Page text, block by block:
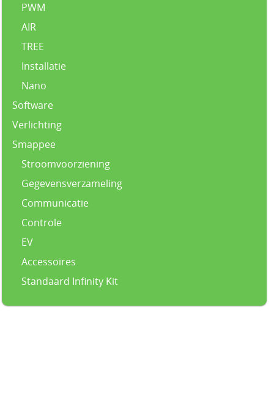
PWM
AIR
TREE
Installatie
Nano
Software
Verlichting
Smappee
Stroomvoorziening
Gegevensverzameling
Communicatie
Controle
EV
Accessoires
Standaard Infinity Kit